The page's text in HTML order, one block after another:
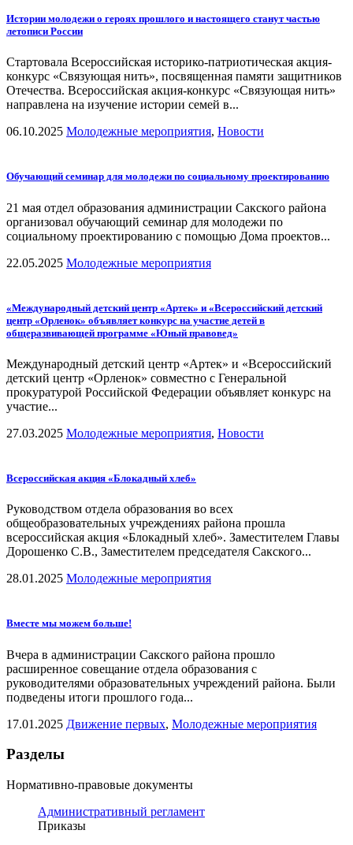
Истории молодежи о героях прошлого и настоящего станут частью
летописи России
Стартовала Всероссийская историко-патриотическая акция-
конкурс «Связующая нить», посвященная памяти защитников
Отечества. Всероссийская акция-конкурс «Связующая нить»
направлена на изучение истории семей в...
06.10.2025 Молодежные мероприятия, Новости
Обучающий семинар для молодежи по социальному проектированию
21 мая отдел образования администрации Сакского района
организовал обучающий семинар для молодежи по
социальному проектированию с помощью Дома проектов...
22.05.2025 Молодежные мероприятия
«Международный детский центр «Артек» и «Всероссийский детский
центр «Орленок» объявляет конкурс на участие детей в
общеразвивающей программе «Юный правовед»
Международный детский центр «Артек» и «Всероссийский
детский центр «Орленок» совместно с Генеральной
прокуратурой Российской Федерации объявляет конкурс на
участие...
27.03.2025 Молодежные мероприятия, Новости
Всероссийская акция «Блокадный хлеб»
Руководством отдела образования во всех
общеобразовательных учреждениях района прошла
всероссийская акция «Блокадный хлеб». Заместителем Главы
Дорошенко С.В., Заместителем председателя Сакского...
28.01.2025 Молодежные мероприятия
Вместе мы можем больше!
Вчера в администрации Сакского района прошло
расширенное совещание отдела образования с
руководителями образовательных учреждений района. Были
подведены итоги прошлого года...
17.01.2025 Движение первых, Молодежные мероприятия
Разделы
Нормативно-правовые документы
Административный регламент
Приказы